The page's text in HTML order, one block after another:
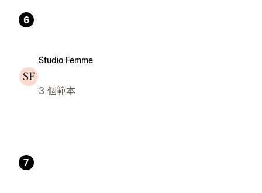
6
Studio Femme
3 個範本
7